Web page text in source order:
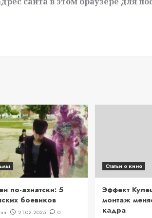
по-азиатски: 5
боевиков
21.02.2025 0
Статьи о кино
Эффект
монтаж
кадра